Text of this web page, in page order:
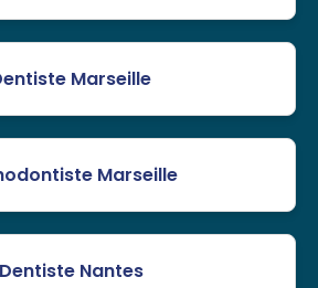
Marseille
Marseille
Dentiste Nantes